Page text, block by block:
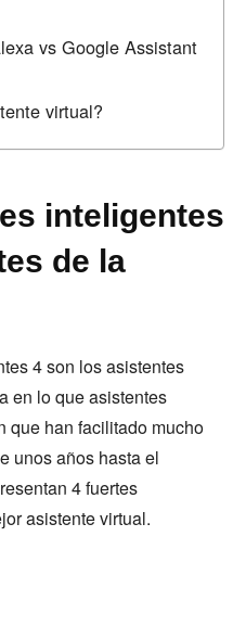
vs Google Assistant
virtual?
inteligentes
de la
4 son los asistentes
en lo que asistentes
que han facilitado mucho
unos años hasta el
4 fuertes
asistente virtual.